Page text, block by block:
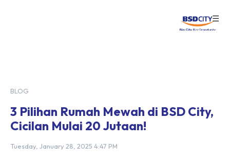
☰
BLOG
3 Pilihan Rumah Mewah di BSD City,
Cicilan Mulai 20 Jutaan!
Tuesday, January 28, 2025 4:47 PM